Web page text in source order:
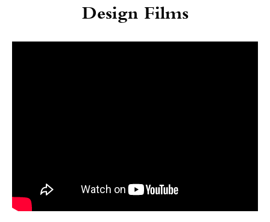
Design Films